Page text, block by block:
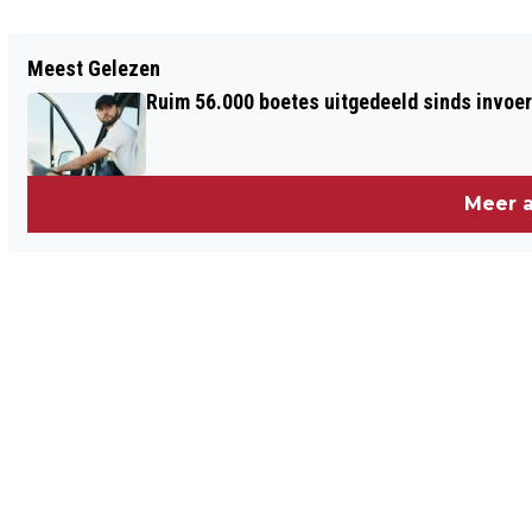
Meest Gelezen
Ruim 56.000 boetes uitgedeeld sinds
Meer